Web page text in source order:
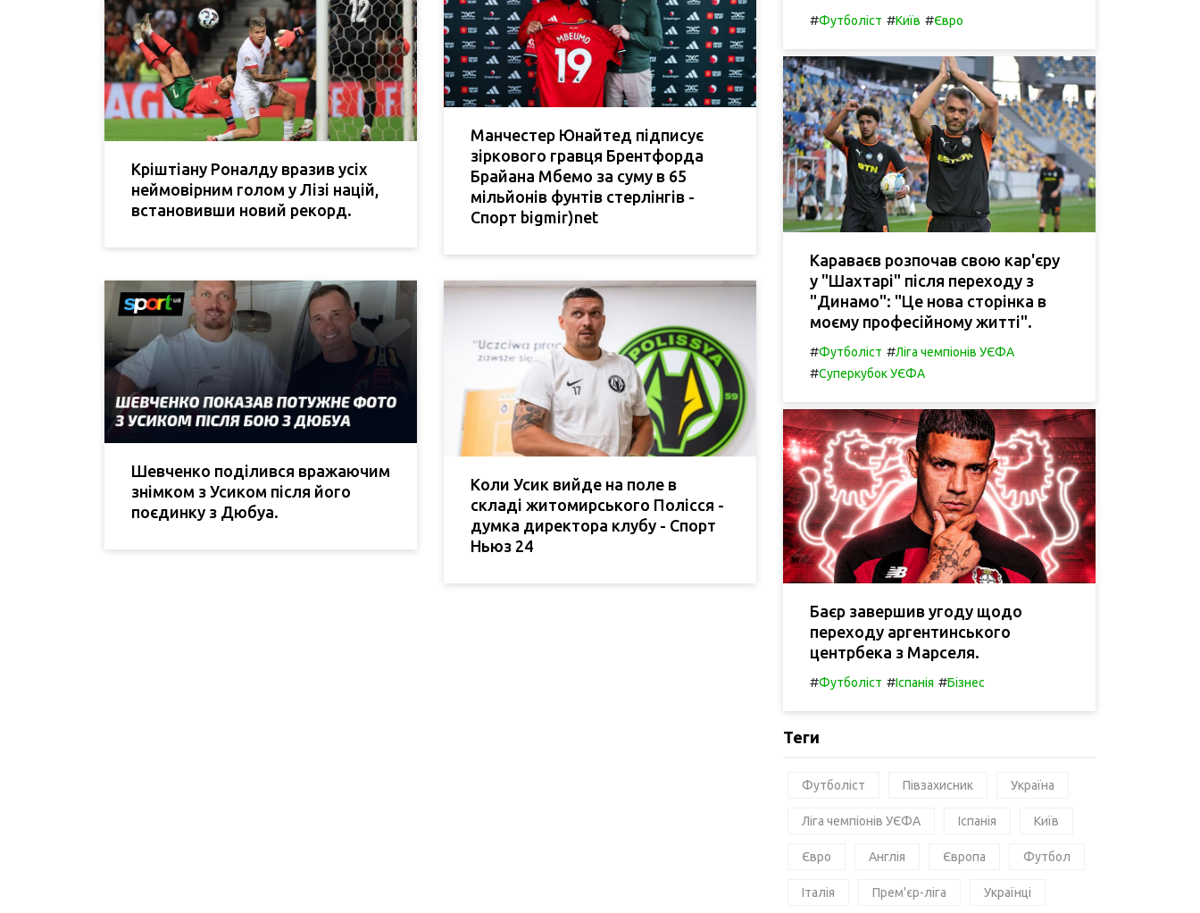
Кріштіану Роналду вразив усіх
неймовірним голом у Лізі націй,
встановивши новий рекорд.
Манчестер Юнайтед підписує
зіркового гравця Брентфорда
Брайана Мбемо за суму в 65
мільйонів фунтів стерлінгів -
Спорт bigmir)net
Шевченко поділився вражаючим
знімком з Усиком після його
поєдинку з Дюбуа.
Коли Усик вийде на поле в
складі житомирського Полісся -
думка директора клубу - Спорт
Ньюз 24
#Футболіст #Київ #Євро
Караваєв розпочав свою кар'єру
у "Шахтарі" після переходу з
"Динамо": "Це нова сторінка в
моєму професійному житті".
#Футболіст #Ліга чемпіонів УЄФА
#Суперкубок УЄФА
Баєр завершив угоду щодо
переходу аргентинського
центрбека з Марселя.
#Футболіст #Іспанія #Бізнес
Теги
Футболіст Півзахисник Україна
Ліга чемпіонів УЄФА Іспанія Київ
Євро Англія Європа Футбол
Італія Прем'єр-ліга Українці